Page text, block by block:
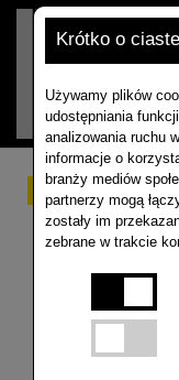
Krótko o
Używamy plików
udostępniania
analizowania ruchu
informacje o
branży mediów
partnerzy mogą
zostały im
zebrane w trakcie
2022,